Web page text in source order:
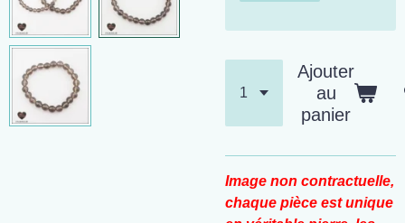
Ajouter
au
panier
Image non contractuelle,
chaque pièce est unique